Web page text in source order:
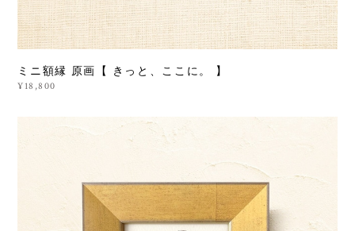
ミニ額縁 原画【 きっと、ここに。 】
¥18,800